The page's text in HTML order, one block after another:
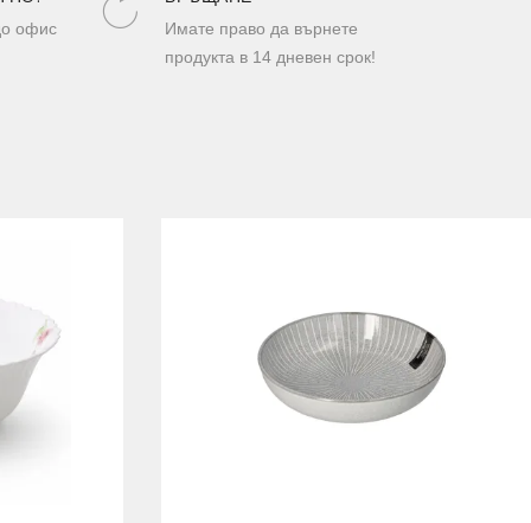
офис
Имате право да върнете
продукта в 14 дневен срок!